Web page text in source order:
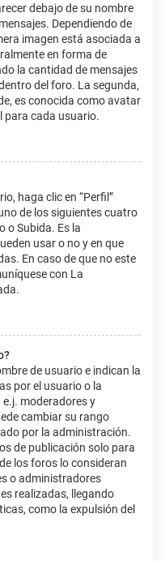
debajo de su nombre
Dependiendo de
imagen está asociada a
en forma de
la cantidad de mensajes
del foro. La segunda,
es conocida como avatar
para cada usuario.
haga clic en “Perfil”
de los siguientes cuatro
o Subida. Es la
usar o no y en que
En caso de que no este
con La
de usuario e indican la
por el usuario o la
moderadores y
cambiar su rango
por la administración.
de publicación solo para
los foros lo consideran
o administradores
realizadas, llegando
como la expulsión del